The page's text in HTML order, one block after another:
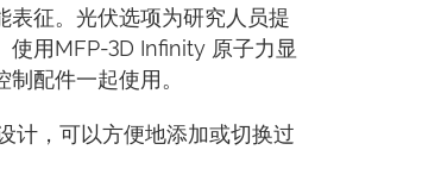
表征。光伏选项为研究人员提
使用MFP-3D Infinity 原子力显
配件一起使用。
计，可以方便地添加或切换过